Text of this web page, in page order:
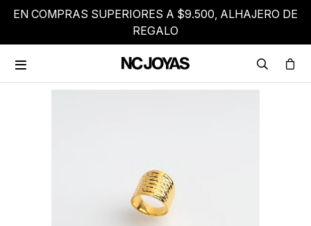
EN COMPRAS SUPERIORES A $9.500, ALHAJERO DE
REGALO
